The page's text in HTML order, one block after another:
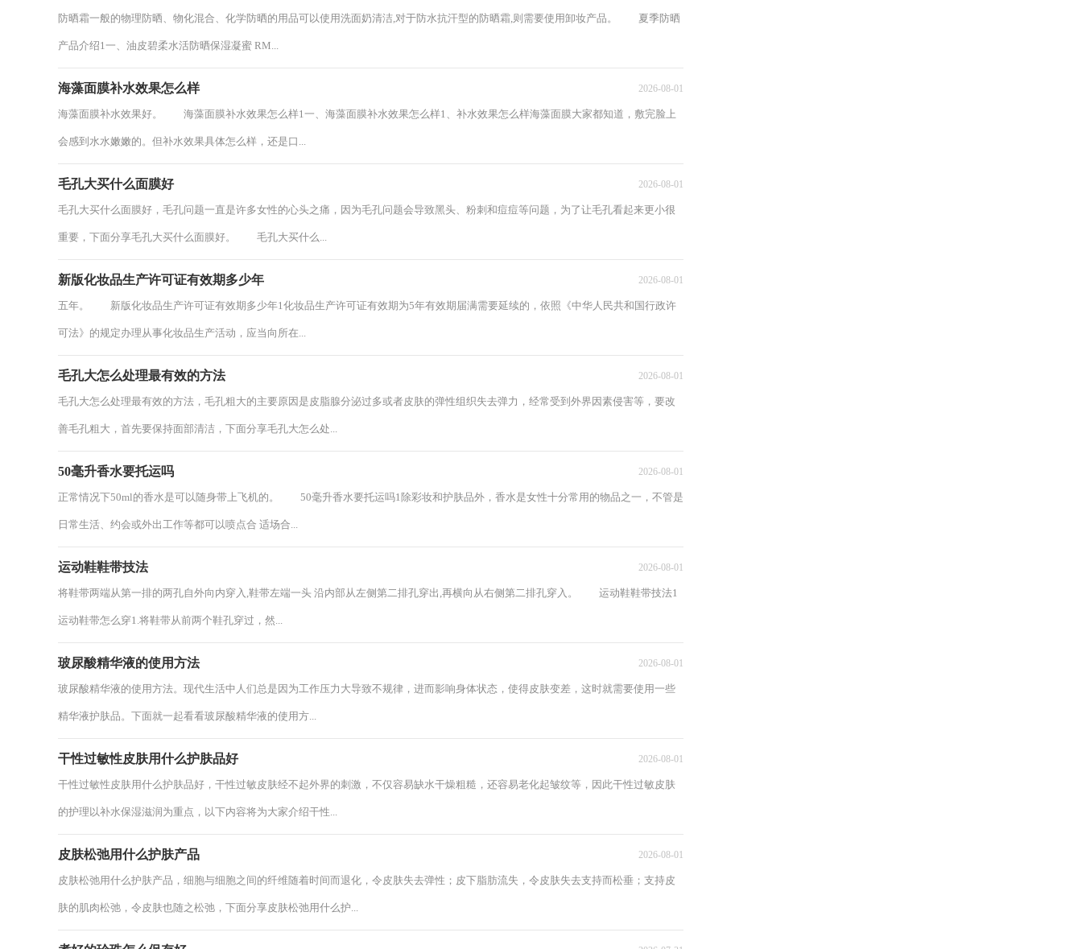
防晒霜一般的物理防晒、物化混合、化学防晒的用品可以使用洗面奶清洁,对于防水抗汗型的防晒霜,则需要使用卸妆产品。 夏季防晒
产品介绍1一、油皮碧柔水活防晒保湿凝蜜 RM...
海藻面膜补水效果怎么样 2026-08-01
海藻面膜补水效果好。 海藻面膜补水效果怎么样1一、海藻面膜补水效果怎么样1、补水效果怎么样海藻面膜大家都知道，敷完脸上
会感到水水嫩嫩的。但补水效果具体怎么样，还是口...
毛孔大买什么面膜好 2026-08-01
毛孔大买什么面膜好，毛孔问题一直是许多女性的心头之痛，因为毛孔问题会导致黑头、粉刺和痘痘等问题，为了让毛孔看起来更小很
重要，下面分享毛孔大买什么面膜好。 毛孔大买什么...
新版化妆品生产许可证有效期多少年 2026-08-01
五年。 新版化妆品生产许可证有效期多少年1化妆品生产许可证有效期为5年有效期届满需要延续的，依照《中华人民共和国行政许
可法》的规定办理从事化妆品生产活动，应当向所在...
毛孔大怎么处理最有效的方法 2026-08-01
毛孔大怎么处理最有效的方法，毛孔粗大的主要原因是皮脂腺分泌过多或者皮肤的弹性组织失去弹力，经常受到外界因素侵害等，要改
善毛孔粗大，首先要保持面部清洁，下面分享毛孔大怎么处...
50毫升香水要托运吗 2026-08-01
正常情况下50ml的香水是可以随身带上飞机的。 50毫升香水要托运吗1除彩妆和护肤品外，香水是女性十分常用的物品之一，不管是
日常生活、约会或外出工作等都可以喷点合 适场合...
运动鞋鞋带技法 2026-08-01
将鞋带两端从第一排的两孔自外向内穿入,鞋带左端一头 沿内部从左侧第二排孔穿出,再横向从右侧第二排孔穿入。 运动鞋鞋带技法1
运动鞋带怎么穿1.将鞋带从前两个鞋孔穿过，然...
玻尿酸精华液的使用方法 2026-08-01
玻尿酸精华液的使用方法。现代生活中人们总是因为工作压力大导致不规律，进而影响身体状态，使得皮肤变差，这时就需要使用一些
精华液护肤品。下面就一起看看玻尿酸精华液的使用方...
干性过敏性皮肤用什么护肤品好 2026-08-01
干性过敏性皮肤用什么护肤品好，干性过敏皮肤经不起外界的刺激，不仅容易缺水干燥粗糙，还容易老化起皱纹等，因此干性过敏皮肤
的护理以补水保湿滋润为重点，以下内容将为大家介绍干性...
皮肤松弛用什么护肤产品 2026-08-01
皮肤松弛用什么护肤产品，细胞与细胞之间的纤维随着时间而退化，令皮肤失去弹性；皮下脂肪流失，令皮肤失去支持而松垂；支持皮
肤的肌肉松弛，令皮肤也随之松弛，下面分享皮肤松弛用什么护...